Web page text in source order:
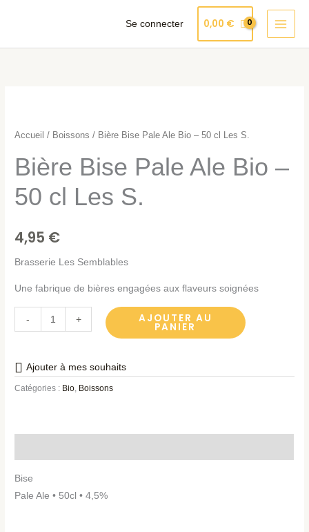
Se connecter 0,00 €
Accueil / Boissons / Bière Bise Pale Ale Bio – 50 cl Les S.
Bière Bise Pale Ale Bio –
50 cl Les S.
4,95 €
Brasserie Les Semblables
Une fabrique de bières engagées aux flaveurs soignées
-
Bière
Pale
Ale
Bio
50
S.
+ AJOUTER AU
PANIER
Ajouter à mes souhaits
Catégories : Bio, Boissons
Bise
Pale Ale • 50cl • 4,5%